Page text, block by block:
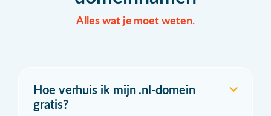
Alles wat je moet weten.
Hoe verhuis ik mijn .nl-domein
gratis?